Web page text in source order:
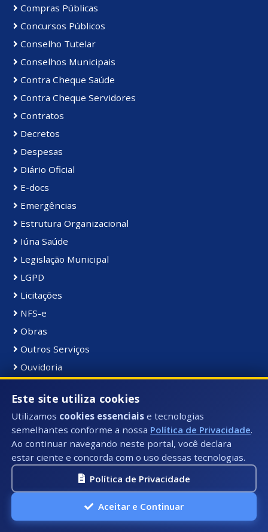
Compras Públicas
Concursos Públicos
Conselho Tutelar
Conselhos Municipais
Contra Cheque Saúde
Contra Cheque Servidores
Contratos
Decretos
Despesas
Diário Oficial
E-docs
Emergências
Estrutura Organizacional
Iúna Saúde
Legislação Municipal
LGPD
Licitações
NFS-e
Obras
Outros Serviços
Ouvidoria
PCM
PDM
Pesquisa de Satisfação
Pessoal
Ponto Eletrônico
Portal da Transparência
Portal do Servidor
Portarias
Este site utiliza cookies
Utilizamos cookies essenciais e tecnologias
semelhantes conforme a nossa Política de Privacidade.
Ao continuar navegando neste portal, você declara
estar ciente e concorda com o uso dessas tecnologias.
Política de Privacidade
Aceitar e Continuar